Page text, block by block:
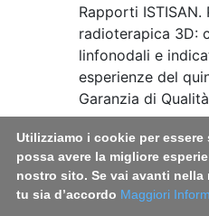
Rapporti
radioterapica 3D:
linfonodali e
esperienze del
Garanzia di
Rapporto
System 2020:
haemovigilance
surveillance.
Utilizziamo i cookie per
possa avere la migliore
nostro sito. Se vai avanti
tu sia d’accordo Maggiori